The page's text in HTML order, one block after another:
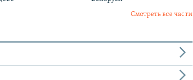
Смотреть все части